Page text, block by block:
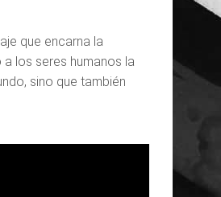
que encarna la
los seres humanos la
sino que también